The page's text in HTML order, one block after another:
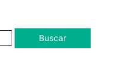
Buscar